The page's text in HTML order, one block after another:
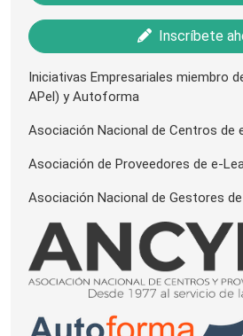
Inscríbete
Iniciativas Empresariales miembro
APel) y Autoforma
Asociación Nacional de Centros de
Asociación de Proveedores de e-
Asociación Nacional de Gestores